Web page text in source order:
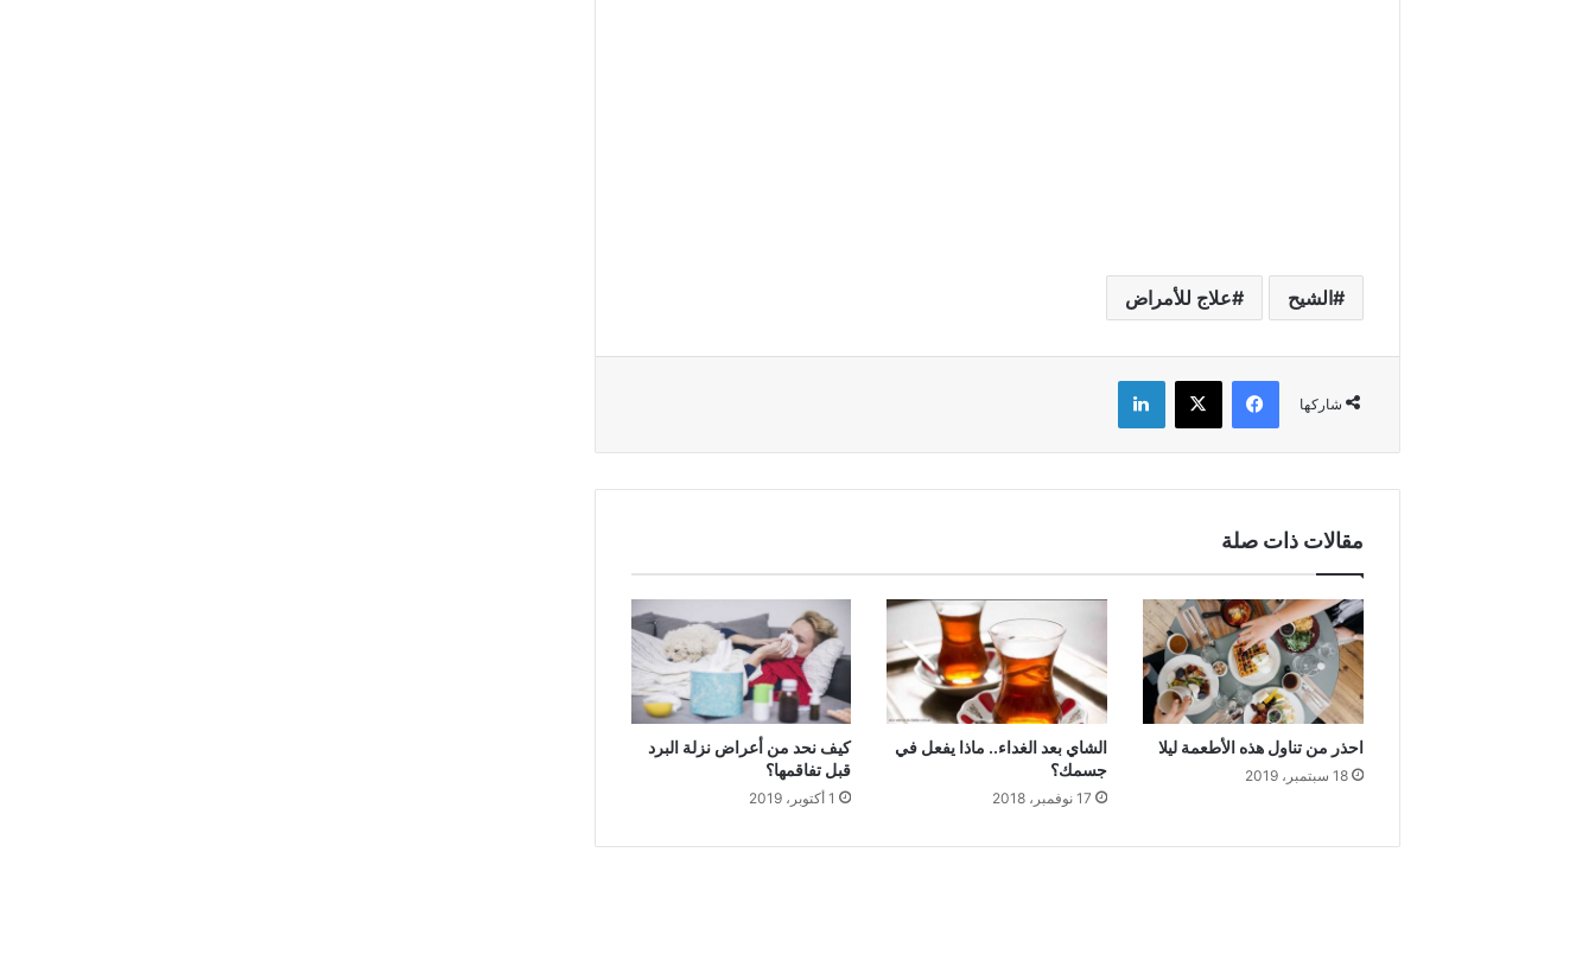
الشيح علاج للأمراض
شاركها
فيسبوك X لينكدإن
مقالات ذات صلة
احذر من تناول هذه الأطعمة ليلا
18 سبتمبر، 2019
الشاي بعد الغداء.. ماذا يفعل في
جسمك؟
17 نوفمبر، 2018
كيف نحد من أعراض نزلة البرد
قبل تفاقمها؟
1 أكتوبر، 2019